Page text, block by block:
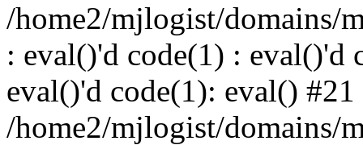
/home2/mjlogist/domains/
: eval()'d code(1) : eval()'d
eval()'d code(1): eval() #21
/home2/mjlogist/domains/